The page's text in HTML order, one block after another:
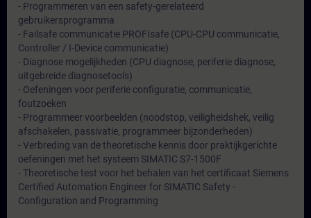
- Programmeren van een safety-gerelateerd
gebruikersprogramma
- Failsafe communicatie PROFIsafe (CPU-CPU communicatie,
Controller / I-Device communicatie)
- Diagnose mogelijkheden (CPU diagnose, periferie diagnose,
uitgebreide diagnosetools)
- Oefeningen voor periferie configuratie, communicatie,
foutzoeken
- Programmeer voorbeelden (noodstop, veiligheidshek, veilig
afschakelen, passivatie, programmeer bijzonderheden)
- Verbreding van de theoretische kennis door praktijkgerichte
oefeningen met het systeem SIMATIC S7-1500F
- Theoretische test voor het behalen van het certificaat Siemens
Certified Automation Engineer for SIMATIC Safety -
Configuration and Programming